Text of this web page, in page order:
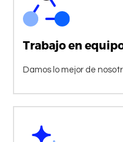
Trabajo en
Damos lo mejor de